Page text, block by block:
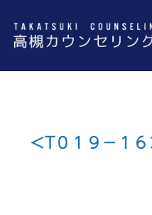
＜T０１９－１